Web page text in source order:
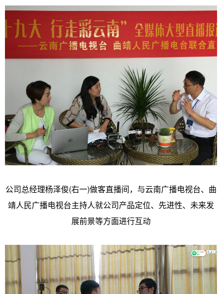
公司总经理杨泽俊(右一)做客直播间，与云南广播电视台、曲
靖人民广播电视台主持人就公司产品定位、先进性、未来发
展前景等方面进行互动